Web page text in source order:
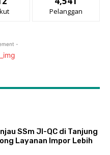
Pelanggan
-
SSm JI-QC di Tanjung
Layanan Impor Lebih